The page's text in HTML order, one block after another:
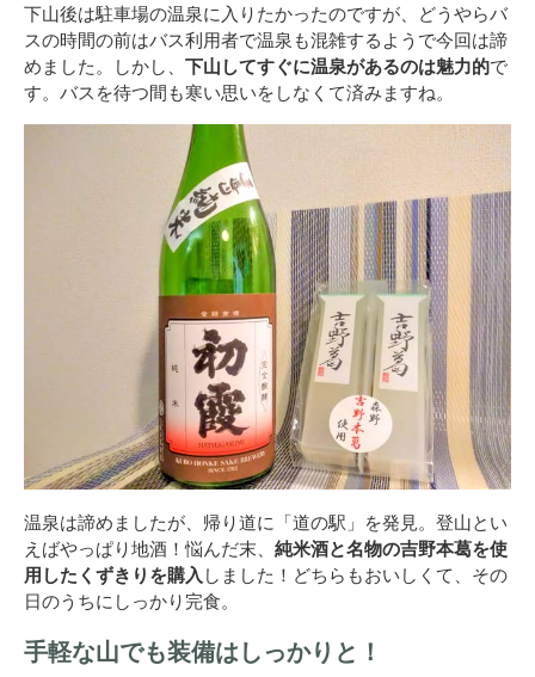
下山後は駐車場の温泉に入りたかったのですが、どうやらバ
スの時間の前はバス利用者で温泉も混雑するようで今回は諦
めました。しかし、 下山してすぐに温泉があるのは魅力的で
す。バスを待つ間も寒い思いをしなくて済みますね。
温泉は諦めましたが、帰り道に「道の駅」を発見。登山とい
えばやっぱり地酒！悩んだ末、 純米酒と名物の吉野本葛を使
用したくずきりを購入 しました！どちらもおいしくて、その
日のうちにしっかり完食。
手軽な山でも装備はしっかりと！